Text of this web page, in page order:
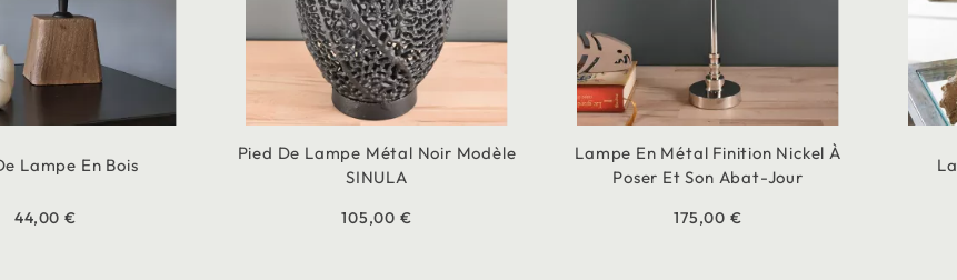
Lampe En Bois
44,00 €
Pied De Lampe Métal Noir Modèle
SINULA
105,00 €
Lampe En Métal Finition Nickel À
Poser Et Son Abat-Jour
175,00 €